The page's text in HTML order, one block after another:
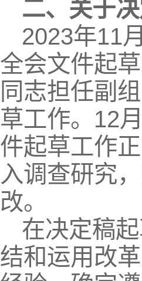
二、关于
2023年11
全会文件起
同志担任副
草工作。12
件起草工作
入调查研究
改。
在决定稿
结和运用改